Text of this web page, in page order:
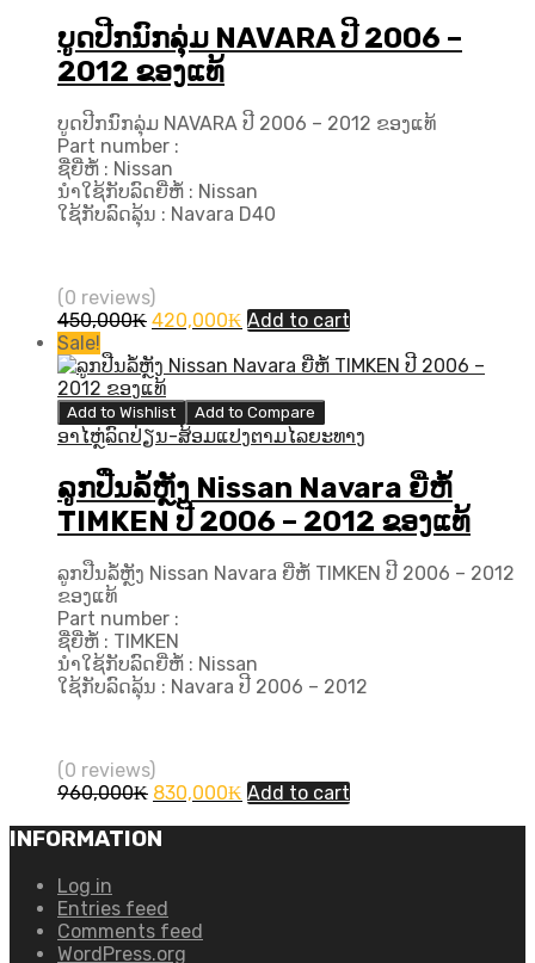
ບູດປີກນົກລຸ່ມ NAVARA ປີ 2006 –
2012 ຂອງແທ້
ບູດປີກນົກລຸ່ມ NAVARA ປີ 2006 – 2012 ຂອງແທ້
Part number :
ຊື່ຍີ່ຫໍ້ : Nissan
ນຳໃຊ້ກັບລົດຍີ່ຫໍ້ : Nissan
ໃຊ້ກັບລົດລຸ້ນ : Navara D40
(0 reviews)
450,000₭ Original
was:
450,000₭.
420,000₭ Current
is:
Add to cart
Sale!
Add to Wishlist Add to Compare
ອາໄຫຼ່ລົດປ່ຽນ-ສ້ອມແປງຕາມໄລຍະທາງ
ລູກປືນລໍ້ຫຼັງ Nissan Navara ຍີ່ຫໍ້
TIMKEN ປີ 2006 – 2012 ຂອງແທ້
ລູກປືນລໍ້ຫຼັງ Nissan Navara ຍີ່ຫໍ້ TIMKEN ປີ 2006 – 2012
ຂອງແທ້
Part number :
ຊື່ຍີ່ຫໍ້ : TIMKEN
ນຳໃຊ້ກັບລົດຍີ່ຫໍ້ : Nissan
ໃຊ້ກັບລົດລຸ້ນ : Navara ປີ​ 2006 – 2012
(0 reviews)
960,000₭ Original
was:
830,000₭ Current
Add to cart
INFORMATION
Log in
Entries feed
Comments feed
WordPress.org